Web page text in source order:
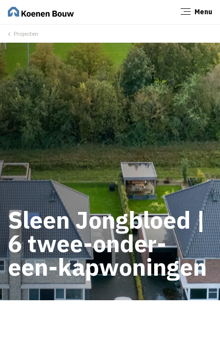
Menu
Projecten
Sleen Jongbloed |
6 twee-onder-
een-kapwoningen
Sluiten